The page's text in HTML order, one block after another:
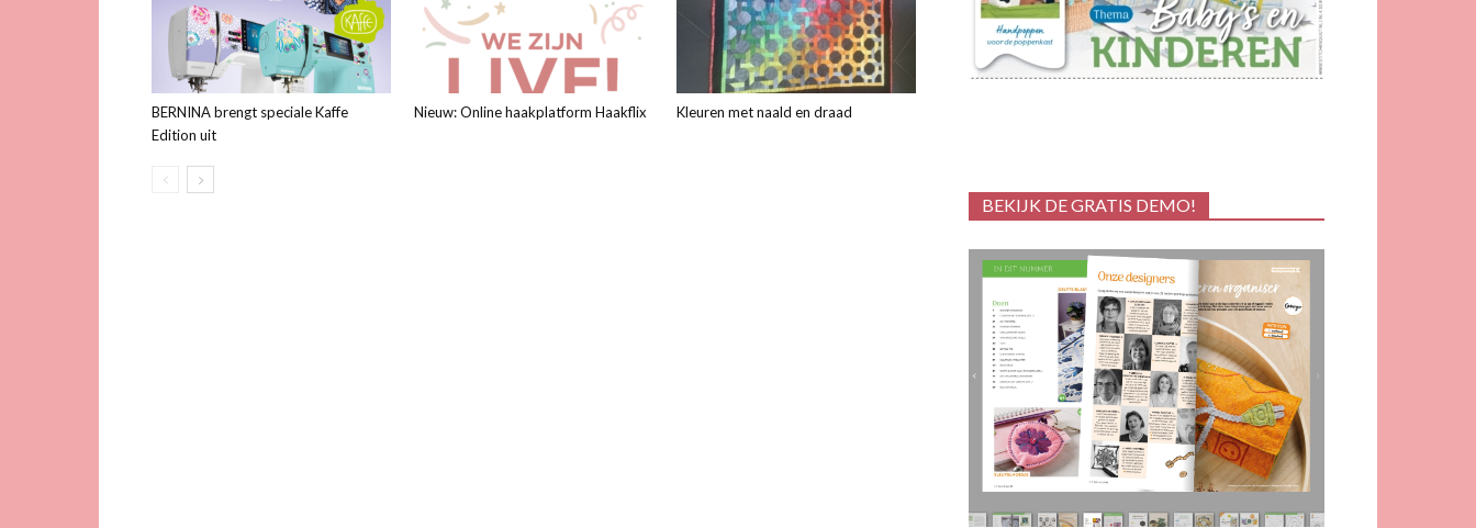
BERNINA brengt speciale Kaffe
Edition uit
Nieuw: Online haakplatform Haakflix Kleuren met naald en draad
BEKIJK DE GRATIS DEMO!